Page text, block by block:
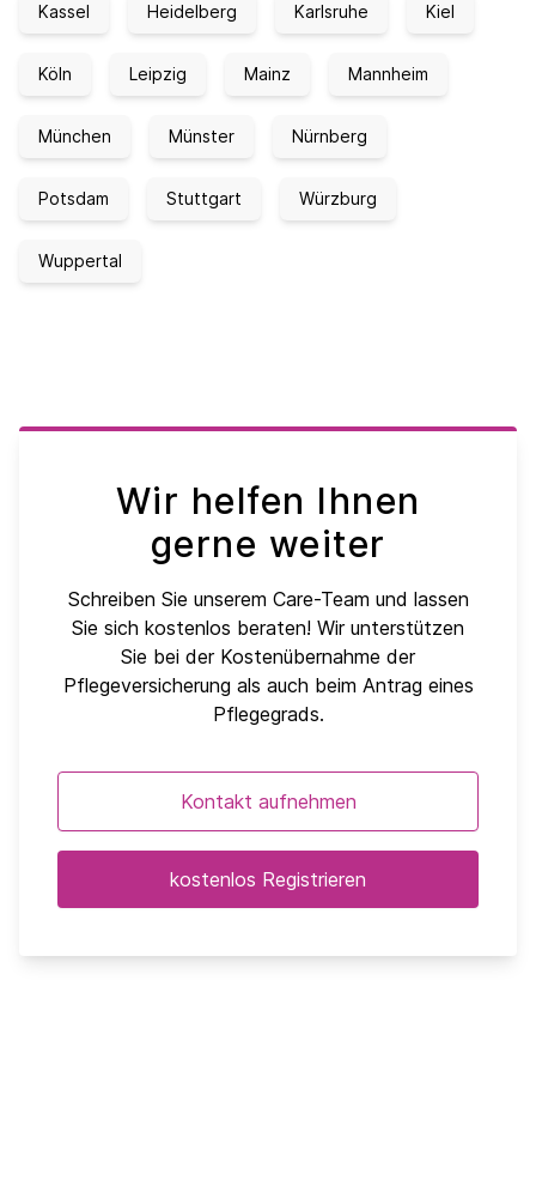
Kassel Heidelberg Karlsruhe Kiel
Köln Leipzig Mainz Mannheim
München Münster Nürnberg
Potsdam Stuttgart Würzburg
Wuppertal
Wir helfen Ihnen
gerne weiter
Schreiben Sie unserem Care-Team und lassen
Sie sich kostenlos beraten! Wir unterstützen
Sie bei der Kostenübernahme der
Pflegeversicherung als auch beim Antrag eines
Pflegegrads.
Kontakt aufnehmen
kostenlos Registrieren